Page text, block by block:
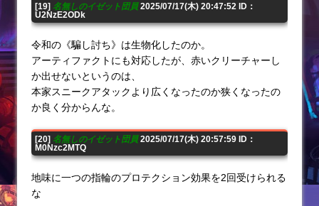
[19] 名無しのイゼット団員2025/07/17(木) 20:47:52 ID：
U2NzE2ODk
令和の《騙し討ち》は生物化したのか。
アーティファクトにも対応したが、赤いクリーチャーし
か出せないというのは、
本家スニークアタックより広くなったのか狭くなったの
か良く分からんな。
[20] 名無しのイゼット団員2025/07/17(木) 20:57:59 ID：
M0Nzc2MTQ
地味に一つの指輪のプロテクション効果を2回受けられる
な